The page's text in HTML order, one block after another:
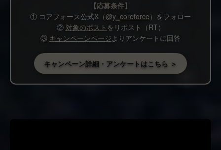
【応募条件】
① コアフォース公式X（@y_coreforce）をフォロー
② 対象のポスト をリポスト（RT）
③ キャンペーンページよりアンケートに回答
キャンペーン詳細・アンケートはこちら ＞